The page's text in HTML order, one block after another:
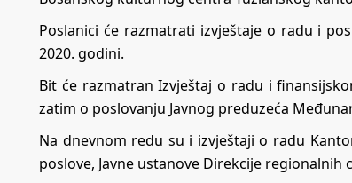
Poslanici će razmatrati izvještaje o radu i
2020. godini.
Bit će razmatran Izvještaj o radu i
zatim o poslovanju Javnog preduzeća
Na dnevnom redu su i izvještaji o radu
poslove, Javne ustanove Direkcije